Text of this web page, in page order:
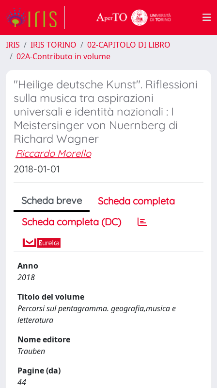
IRIS IRIS TORINO
02-CAPITOLO DI LIBRO
02A-Contributo in volume
"Heilige deutsche Kunst". Riflessioni
sulla musica tra aspirazioni
universali e identità nazionali : I
Meistersinger von Nuernberg di
Richard Wagner
Riccardo Morello
2018-01-01
Scheda breve
Scheda completa
Scheda completa (DC)
Anno
2018
Titolo del volume
Percorsi sul pentagramma. geografia,musica e
letteratura
Nome editore
Trauben
Pagine (da)
44